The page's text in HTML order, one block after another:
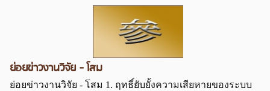
ย่อยข่าวงานวิจัย - โสม
ย่อยข่าวงานวิจัย - โสม 1. ฤทธิ์ยับยั้งความเสียหายของระบบ